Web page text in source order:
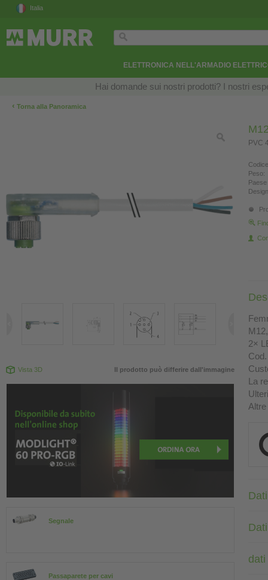
Italia
ELETTRONICA NELL'ARMADIO
Hai domande sui nostri prodotti? I nostri
‹ Torna alla Panoramica
Vista 3D Il prodotto può differire dall'immagine
Segnale
Passaparete per cavi
PVC
Peso:
2×
La